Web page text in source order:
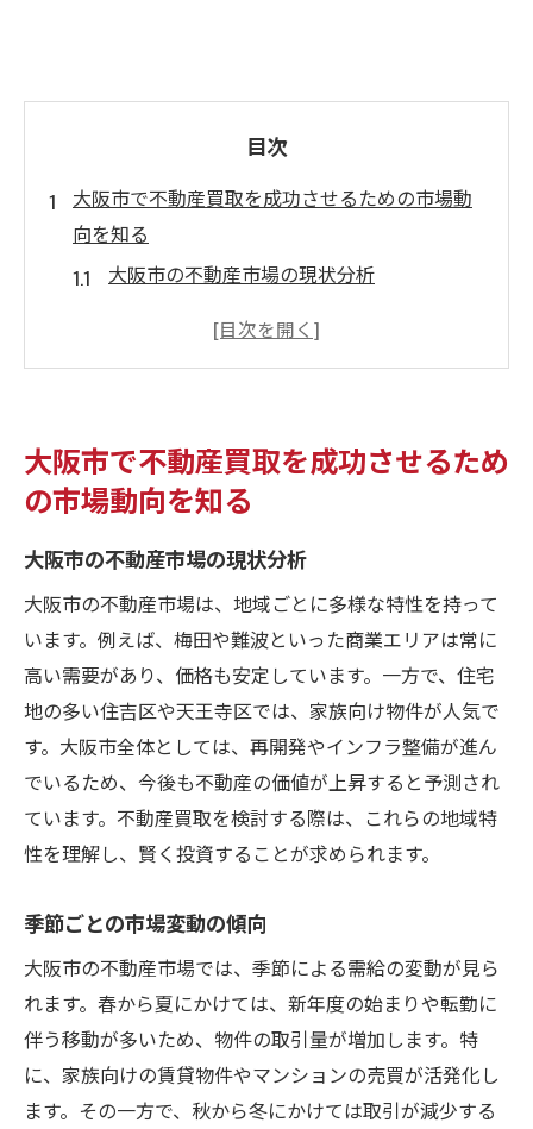
目次
大阪市で不動産買取を成功させるための市場動
向を知る
大阪市の不動産市場の現状分析
季節ごとの市場変動の傾向
成功するための市場動向情報の収集方法
エリアごとの不動産価値を理解して高価買取を
目指す
地域ごとの不動産評価ポイント
大阪市内の高価買取可能エリア
交通アクセスが価値に与える影響
周辺環境と不動産価値の関連性
土地と物件の両面から見る価値
不動産買取での価値評価技術
大阪市内の不動産需要に応じた買取戦略の立て
方
需要に合った物件選びのポイント
特定エリアでの需要予測方法
不動産需要の変化に対応するテクニック
賢い買取戦略の事例紹介
成功する買取戦略の基準
大阪市で不動産買取を成功させるため
の市場動向を知る
大阪市の不動産市場の現状分析
大阪市の不動産市場は、地域ごとに多様な特性を持って
います。例えば、梅田や難波といった商業エリアは常に
高い需要があり、価格も安定しています。一方で、住宅
地の多い住吉区や天王寺区では、家族向け物件が人気で
す。大阪市全体としては、再開発やインフラ整備が進ん
でいるため、今後も不動産の価値が上昇すると予測され
ています。不動産買取を検討する際は、これらの地域特
性を理解し、賢く投資することが求められます。
季節ごとの市場変動の傾向
大阪市の不動産市場では、季節による需給の変動が見ら
れます。春から夏にかけては、新年度の始まりや転勤に
伴う移動が多いため、物件の取引量が増加します。特
に、家族向けの賃貸物件やマンションの売買が活発化し
ます。その一方で、秋から冬にかけては取引が減少する